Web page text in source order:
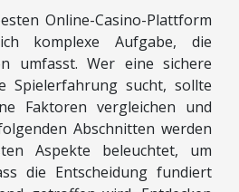
Online-Casino-Plattform
komplexe Aufgabe, die
umfasst. Wer eine sichere
Spielerfahrung sucht, sollte
Faktoren vergleichen und
Abschnitten werden
Aspekte beleuchtet, um
die Entscheidung fundiert